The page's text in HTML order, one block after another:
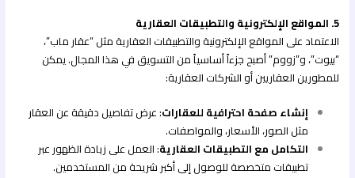
5. المواقع الإلكترونية والتطبيقات العقارية
الاعتماد على المواقع الإلكترونية والتطبيقات العقارية مثل “عقار ماب”،
“بيوت”، و”زووم” أصبح جزءاً أساسياً من التسويق في هذا المجال. يمكن
للمطورين العقاريين أو الشركات العقارية:
إنشاء صفحة احترافية للعقارات: عرض تفاصيل دقيقة عن العقار
مثل الصور، الأسعار، والمواصفات.
التكامل مع التطبيقات العقارية: العمل على زيادة الظهور عبر
تطبيقات متخصصة للوصول إلى أكبر شريحة من المستخدمين.